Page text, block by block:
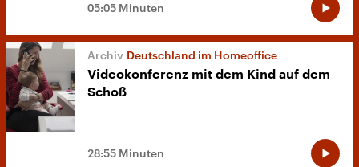
05:05 Minuten
Deutschland im Homeoffice
Videokonferenz mit dem Kind auf dem
Schoß
28:55 Minuten